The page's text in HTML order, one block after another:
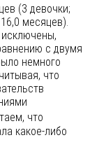
(3 девочки;
месяцев).
с двумя
немного
что
что
какое-либо